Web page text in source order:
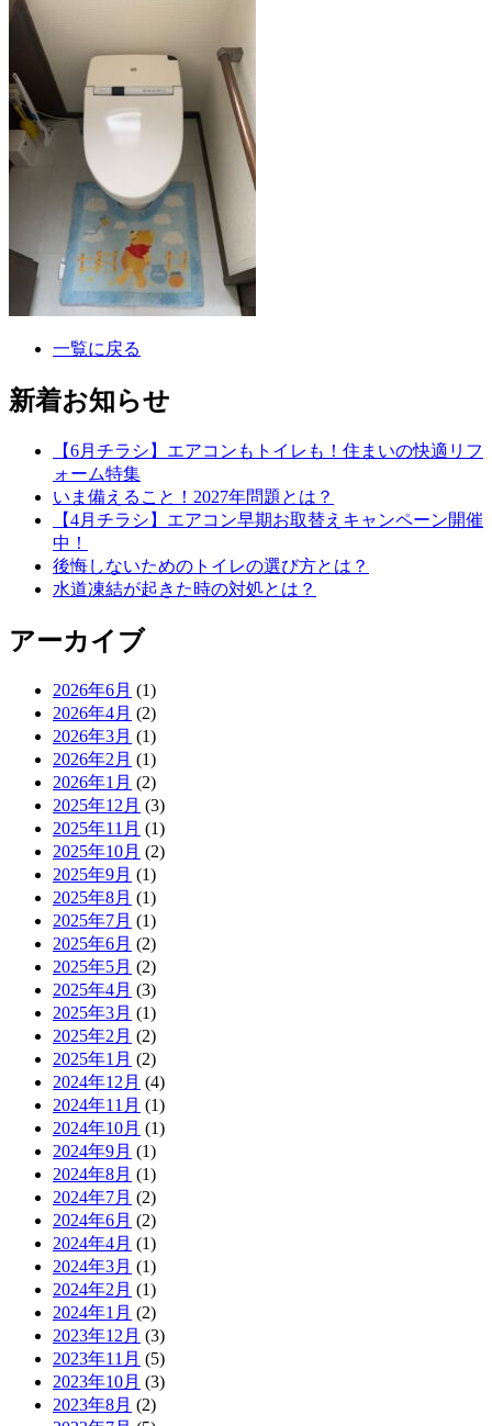
一覧に戻る
新着お知らせ
【6月チラシ】エアコンもトイレも！住まいの快適リフ
ォーム特集
いま備えること！2027年問題とは？
【4月チラシ】エアコン早期お取替えキャンペーン開催
中！
後悔しないためのトイレの選び方とは？
水道凍結が起きた時の対処とは？
アーカイブ
2026年6月 (1)
2026年4月 (2)
2026年3月 (1)
2026年2月 (1)
2026年1月 (2)
2025年12月 (3)
2025年11月 (1)
2025年10月 (2)
2025年9月 (1)
2025年8月 (1)
2025年7月 (1)
2025年6月 (2)
2025年5月 (2)
2025年4月 (3)
2025年3月 (1)
2025年2月 (2)
2025年1月 (2)
2024年12月 (4)
2024年11月 (1)
2024年10月 (1)
2024年9月 (1)
2024年8月 (1)
2024年7月 (2)
2024年6月 (2)
2024年4月 (1)
2024年3月 (1)
2024年2月 (1)
2024年1月 (2)
2023年12月 (3)
2023年11月 (5)
2023年10月 (3)
2023年8月 (2)